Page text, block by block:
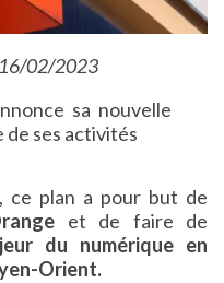
16/02/2023
sa nouvelle
de ses activités
ce plan a pour but de
et de faire de
du numérique en
Orient.